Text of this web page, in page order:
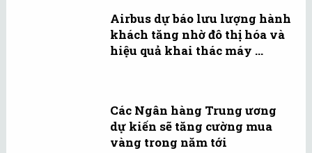
Airbus dự báo lưu lượng hành
khách tăng nhờ đô thị hóa và
hiệu quả khai thác máy ...
Các Ngân hàng Trung ương
dự kiến sẽ tăng cường mua
vàng trong năm tới